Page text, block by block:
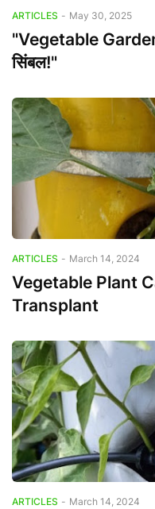
ARTICLES - May 30, 2025
"Vegetable
सिंबल!"
ARTICLES - March 14, 2024
Vegetable Plant
Transplant
ARTICLES - March 14, 2024